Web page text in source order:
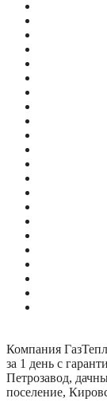
Компания
за 1 день с
Петрозавод,
поселение,